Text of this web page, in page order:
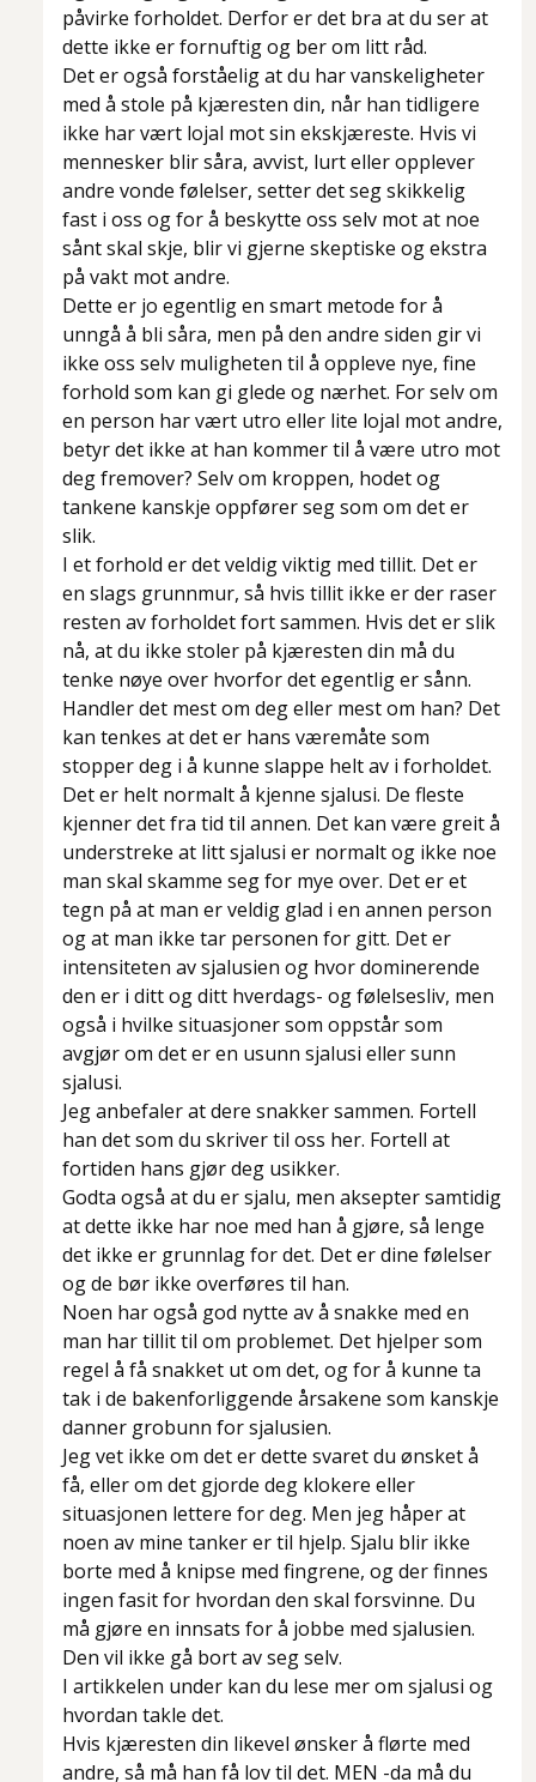
påvirke forholdet. Derfor er det bra at du ser at
dette ikke er fornuftig og ber om litt råd.
Det er også forståelig at du har vanskeligheter
med å stole på kjæresten din, når han tidligere
ikke har vært lojal mot sin ekskjæreste. Hvis vi
mennesker blir såra, avvist, lurt eller opplever
andre vonde følelser, setter det seg skikkelig
fast i oss og for å beskytte oss selv mot at noe
sånt skal skje, blir vi gjerne skeptiske og ekstra
på vakt mot andre.
Dette er jo egentlig en smart metode for å
unngå å bli såra, men på den andre siden gir vi
ikke oss selv muligheten til å oppleve nye, fine
forhold som kan gi glede og nærhet. For selv om
en person har vært utro eller lite lojal mot andre,
betyr det ikke at han kommer til å være utro mot
deg fremover? Selv om kroppen, hodet og
tankene kanskje oppfører seg som om det er
slik.
I et forhold er det veldig viktig med tillit. Det er
en slags grunnmur, så hvis tillit ikke er der raser
resten av forholdet fort sammen. Hvis det er slik
nå, at du ikke stoler på kjæresten din må du
tenke nøye over hvorfor det egentlig er sånn.
Handler det mest om deg eller mest om han? Det
kan tenkes at det er hans væremåte som
stopper deg i å kunne slappe helt av i forholdet.
Det er helt normalt å kjenne sjalusi. De fleste
kjenner det fra tid til annen. Det kan være greit å
understreke at litt sjalusi er normalt og ikke noe
man skal skamme seg for mye over. Det er et
tegn på at man er veldig glad i en annen person
og at man ikke tar personen for gitt. Det er
intensiteten av sjalusien og hvor dominerende
den er i ditt og ditt hverdags- og følelsesliv, men
også i hvilke situasjoner som oppstår som
avgjør om det er en usunn sjalusi eller sunn
sjalusi.
Jeg anbefaler at dere snakker sammen. Fortell
han det som du skriver til oss her. Fortell at
fortiden hans gjør deg usikker.
Godta også at du er sjalu, men aksepter samtidig
at dette ikke har noe med han å gjøre, så lenge
det ikke er grunnlag for det. Det er dine følelser
og de bør ikke overføres til han.
Noen har også god nytte av å snakke med en
man har tillit til om problemet. Det hjelper som
regel å få snakket ut om det, og for å kunne ta
tak i de bakenforliggende årsakene som kanskje
danner grobunn for sjalusien.
Jeg vet ikke om det er dette svaret du ønsket å
få, eller om det gjorde deg klokere eller
situasjonen lettere for deg. Men jeg håper at
noen av mine tanker er til hjelp. Sjalu blir ikke
borte med å knipse med fingrene, og der finnes
ingen fasit for hvordan den skal forsvinne. Du
må gjøre en innsats for å jobbe med sjalusien.
Den vil ikke gå bort av seg selv.
I artikkelen under kan du lese mer om sjalusi og
hvordan takle det.
Hvis kjæresten din likevel ønsker å flørte med
andre, så må han få lov til det. MEN -da må du